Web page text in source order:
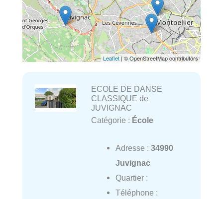
Leaflet| © OpenStreetMap contributors
ECOLE DE DANSE
CLASSIQUE de
JUVIGNAC
Catégorie : École
Adresse : 34990
Juvignac
Quartier :
Téléphone :